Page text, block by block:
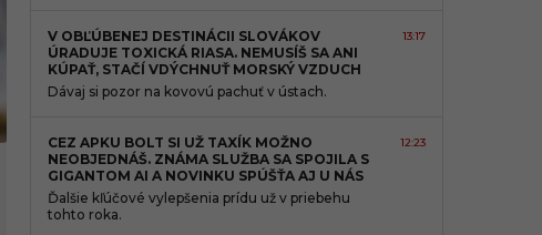
V OBĽÚBENEJ DESTINÁCII SLOVÁKOV
ÚRADUJE TOXICKÁ RIASA. NEMUSÍŠ SA ANI
KÚPAŤ, STAČÍ VDÝCHNUŤ MORSKÝ VZDUCH
13:17
Dávaj si pozor na kovovú pachuť v ústach.
CEZ APKU BOLT SI UŽ TAXÍK MOŽNO
NEOBJEDNÁŠ. ZNÁMA SLUŽBA SA SPOJILA S
GIGANTOM AI A NOVINKU SPÚŠŤA AJ U NÁS
12:23
Ďalšie kľúčové vylepšenia prídu už v priebehu
tohto roka.